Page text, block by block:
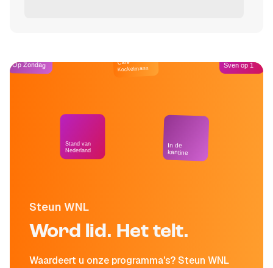
Steun WNL
Word lid. Het telt.
Waardeert u onze programma's? Steun WNL
Op Zondag
Stand van
Nederland
Café
Kockelmann
In de
kantine
Sven op 1